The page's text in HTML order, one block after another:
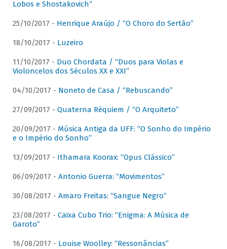
Lobos e Shostakovich”
25/10/2017 - Henrique Araújo / “O Choro do Sertão”
18/10/2017 - Luzeiro
11/10/2017 - Duo Chordata / “Duos para Violas e
Violoncelos dos Séculos XX e XXI”
04/10/2017 - Noneto de Casa / “Rebuscando”
27/09/2017 - Quaterna Réquiem / “O Arquiteto”
20/09/2017 - Música Antiga da UFF: “O Sonho do Império
e o Império do Sonho”
13/09/2017 - Ithamara Koorax: “Opus Clássico”
06/09/2017 - Antonio Guerra: “Movimentos”
30/08/2017 - Amaro Freitas: “Sangue Negro”
23/08/2017 - Caixa Cubo Trio: “Enigma: A Música de
Garoto”
16/08/2017 - Louise Woolley: “Ressonâncias”